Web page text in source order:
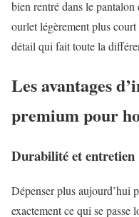
bien rentré dans le pantalon
ourlet légèrement plus
détail qui fait toute la
Les avantages
premium pour
Durabilité et entretien
Dépenser plus aujourd’hui
exactement ce qui se passe